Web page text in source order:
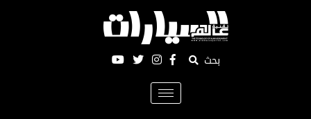
بحث
Toggle
navigation